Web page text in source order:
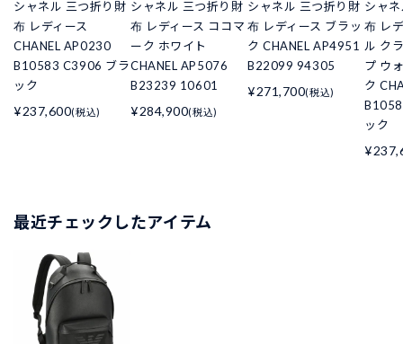
シャネル 三つ折り財
布 レディース
CHANEL AP0230
B10583 C3906 ブラ
ック
¥237,600(税込)
シャネル 三つ折り財
布 レディース ココマ
ーク ホワイト
CHANEL AP5076
B23239 10601
¥284,900(税込)
シャネル 三つ折り財
布 レディース ブラッ
ク CHANEL AP4951
B22099 94305
¥271,700(税込)
シャ
布 レ
ル ク
プ ウ
ク
ック
最近チェックしたアイテム